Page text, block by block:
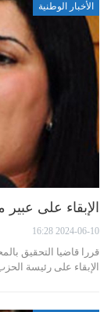
الأخبار الوطنية
الإبقاء على
2024-06-10 16:28
الإبقاء على رئيسة